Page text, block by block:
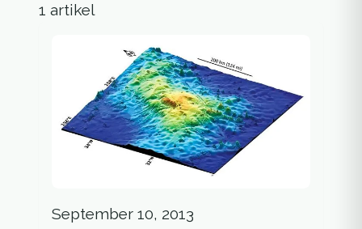
1 artikel
September 10, 2013